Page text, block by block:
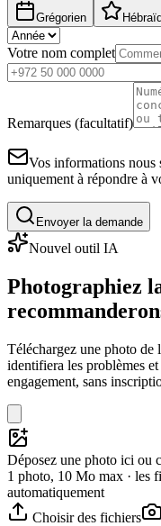
Grégorien
Votre nom complet
Remarques (facultatif)
Vos informations nous
uniquement à répondre à
Envoyer la demande
Nouvel outil IA
Photographiez
Téléchargez une photo de
identifiera les problèmes
engagement, sans
Déposez une photo ici ou
1 photo, 10 Mo max · les
automatiquement
Choisir des fichiers